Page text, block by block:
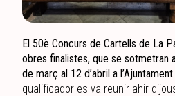
El 50è Concurs de Cartells de La
obres finalistes, que se sotmetran
de març al 12 d’abril a
qualificador es va reunir ahir